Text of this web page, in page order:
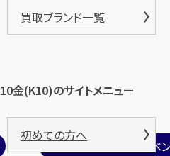
期間限定買取イベ
買取ブランド一覧
10金(K10)のサイトメニュー
初めての方へ